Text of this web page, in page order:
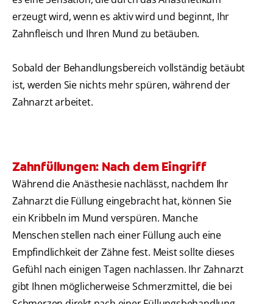
erzeugt wird, wenn es aktiv wird und beginnt, Ihr
Zahnfleisch und Ihren Mund zu betäuben.
Sobald der Behandlungsbereich vollständig betäubt
ist, werden Sie nichts mehr spüren, während der
Zahnarzt arbeitet.
Zahnfüllungen: Nach dem Eingriff
Während die Anästhesie nachlässt, nachdem Ihr
Zahnarzt die Füllung eingebracht hat, können Sie
ein Kribbeln im Mund verspüren. Manche
Menschen stellen nach einer Füllung auch eine
Empfindlichkeit der Zähne fest. Meist sollte dieses
Gefühl nach einigen Tagen nachlassen. Ihr Zahnarzt
gibt Ihnen möglicherweise Schmerzmittel, die bei